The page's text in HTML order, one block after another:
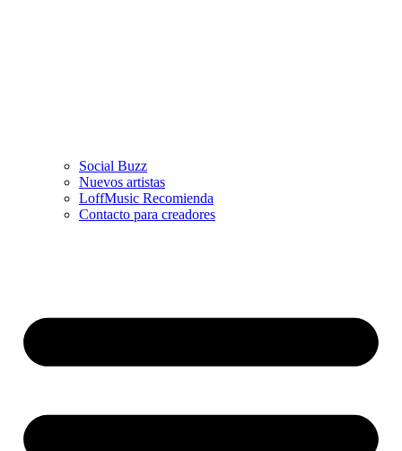
Social Buzz
Nuevos artistas
LoffMusic Recomienda
Contacto para creadores